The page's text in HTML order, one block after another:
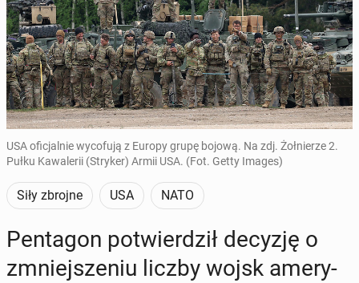
USA oficjalnie wycofują z Europy grupę bojową. Na zdj. Żołnierze 2.
Pułku Kawalerii (Stryker) Armii USA. (Fot. Getty Images)
Siły zbrojne USA NATO
Pen­ta­gon po­twier­dził decyzję o
zmniej­sze­niu liczby wojsk ame­ry­